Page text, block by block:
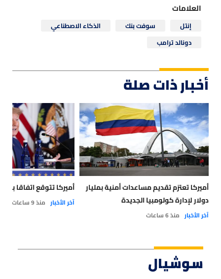
العلامات
إنتل سوفت بنك
الذكاء الاصطناعي
دونالد ترامب
أخبار ذات صلة
أميركا تعتزم تقديم مساعدات أمنية بمليار
دولار لإدارة كولومبيا الجديدة
آخر الأخبار منذ 6 ساعات
أميركا تتوقع اتفاقا
آخر الأخبار منذ 9 ساعات
سوشيال